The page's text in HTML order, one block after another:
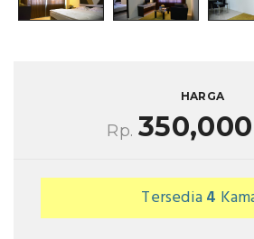
HARGA
Rp. 350,000
Tersedia4